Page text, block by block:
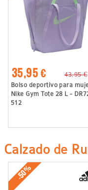
35,95 €
43,95 €
Bolso deportivo para
Nike Gym Tote 28 L -
512
Calzado de
-50%